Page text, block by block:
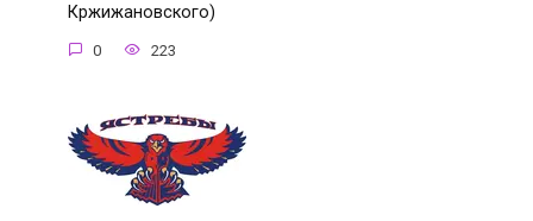
Кржижановского)
0 223